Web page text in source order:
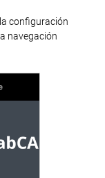
configuración
navegación